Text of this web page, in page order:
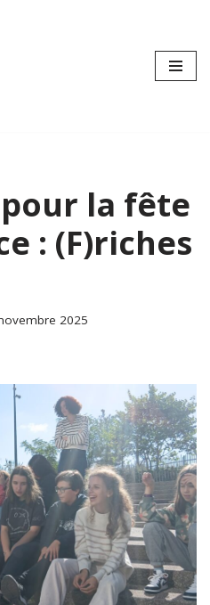
la fête
: (F)riches
2025